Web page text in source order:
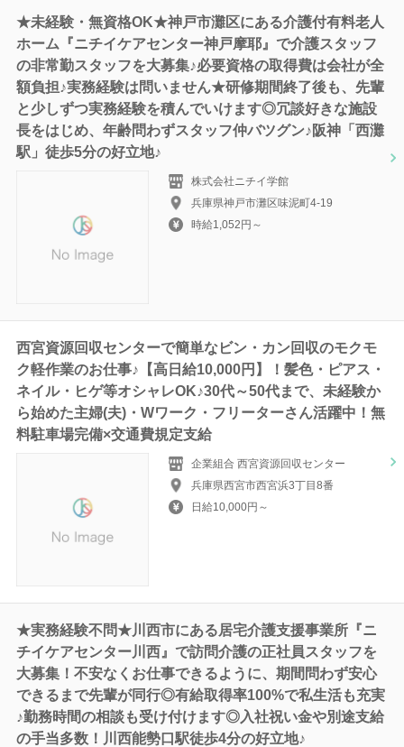
★未経験・無資格OK★神戸市灘区にある介護付有料老人
ホーム『ニチイケアセンター神戸摩耶』で介護スタッフ
の非常勤スタッフを大募集♪必要資格の取得費は会社が全
額負担♪実務経験は問いません★研修期間終了後も、先輩
と少しずつ実務経験を積んでいけます◎冗談好きな施設
長をはじめ、年齢問わずスタッフ仲バツグン♪阪神「西灘
駅」徒歩5分の好立地♪
株式会社ニチイ学館
兵庫県神戸市灘区味泥町4-19
時給1,052円～
西宮資源回収センターで簡単なビン・カン回収のモクモ
ク軽作業のお仕事♪【高日給10,000円】！髪色・ピアス・
ネイル・ヒゲ等オシャレOK♪30代～50代まで、未経験か
ら始めた主婦(夫)・Wワーク・フリーターさん活躍中！無
料駐車場完備×交通費規定支給
企業組合 西宮資源回収センター
兵庫県西宮市西宮浜3丁目8番
日給10,000円～
★実務経験不問★川西市にある居宅介護支援事業所『ニ
チイケアセンター川西』で訪問介護の正社員スタッフを
大募集！不安なくお仕事できるように、期間問わず安心
できるまで先輩が同行◎有給取得率100%で私生活も充実
♪勤務時間の相談も受け付けます◎入社祝い金や別途支給
の手当多数！川西能勢口駅徒歩4分の好立地♪